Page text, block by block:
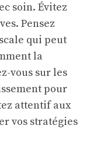
soin. Évitez
Pensez
qui peut
la
vous sur les
pour
attentif aux
vos stratégies